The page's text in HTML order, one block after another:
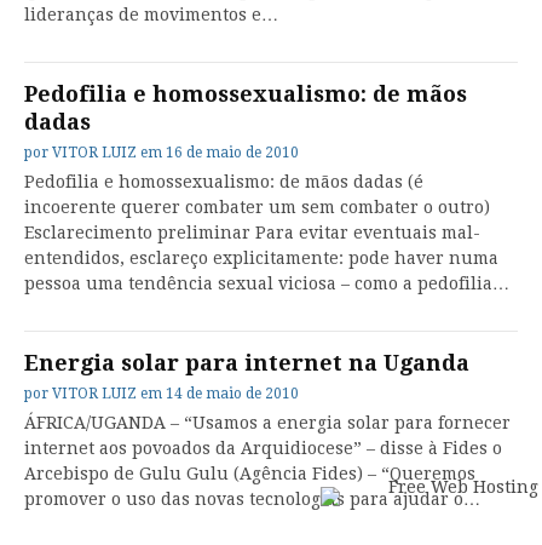
lideranças de movimentos e…
Pedofilia e homossexualismo: de mãos
dadas
por VITOR LUIZ em 16 de maio de 2010
Pedofilia e homossexualismo: de mãos dadas (é
incoerente querer combater um sem combater o outro)
Esclarecimento preliminar Para evitar eventuais mal-
entendidos, esclareço explicitamente: pode haver numa
pessoa uma tendência sexual viciosa – como a pedofilia…
Energia solar para internet na Uganda
por VITOR LUIZ em 14 de maio de 2010
ÁFRICA/UGANDA – “Usamos a energia solar para fornecer
internet aos povoados da Arquidiocese” – disse à Fides o
Arcebispo de Gulu Gulu (Agência Fides) – “Queremos
promover o uso das novas tecnologias para ajudar o…